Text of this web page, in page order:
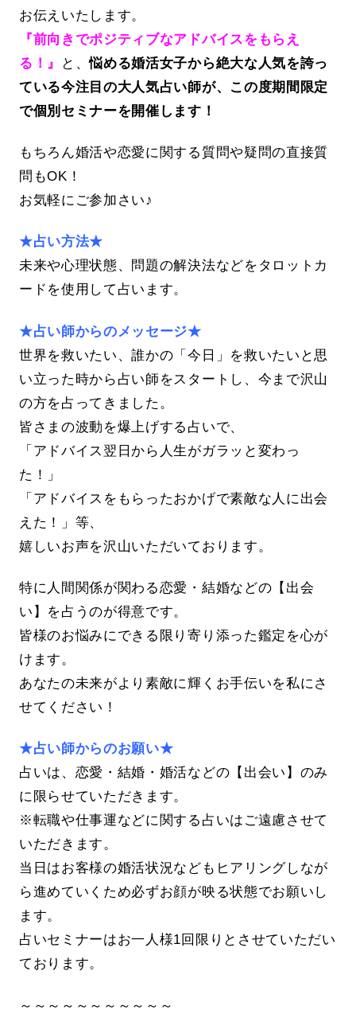
お伝えいたします。
『前向きでポジティブなアドバイスをもらえ
る！』
と、悩める婚活女子から絶大な人気を誇っ
ている今注目の大人気占い師が、この度期間限定
で個別セミナーを開催します！
もちろん婚活や恋愛に関する質問や疑問の直接質
問もOK！
お気軽にご参加さい♪
★占い方法★
未来や心理状態、問題の解決法などをタロットカ
ードを使用して占います。
★占い師からのメッセージ★
世界を救いたい、誰かの「今日」を救いたいと思
い立った時から占い師をスタートし、今まで沢山
の方を占ってきました。
皆さまの波動を爆上げする占いで、
「アドバイス翌日から人生がガラッと変わっ
た！」
「アドバイスをもらったおかげで素敵な人に出会
えた！」等、
嬉しいお声を沢山いただいております。
特に人間関係が関わる恋愛・結婚などの【出会
い】を占うのが得意です。
皆様のお悩みにできる限り寄り添った鑑定を心が
けます。
あなたの未来がより素敵に輝くお手伝いを私にさ
せてください！
★占い師からのお願い★
占いは、恋愛・結婚・婚活などの【出会い】のみ
に限らせていただきます。
※転職や仕事運などに関する占いはご遠慮させて
いただきます。
当日はお客様の婚活状況などもヒアリングしなが
ら進めていくため必ずお顔が映る状態でお願いし
ます。
占いセミナーはお一人様1回限りとさせていただい
ております。
～～～～～～～～～～～